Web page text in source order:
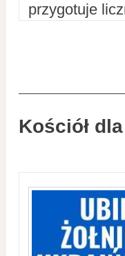
przygotuje
Kościół